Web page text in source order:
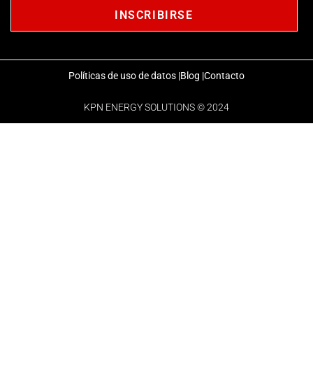
Políticas de uso de datos |Blog |Contacto
KPN ENERGY SOLUTIONS © 2024